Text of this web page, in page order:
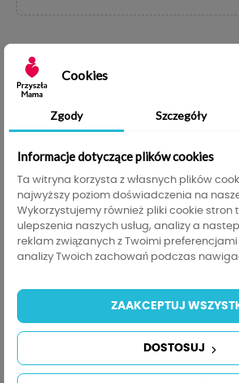
help_outline ZAPYTAJ O PRODUKT
transformTabela rozmiarów
Do darmowej dostawy brakuje
dostawa obowiązuje od200,00 zł
Szczegóły produktu
Tabela
Informacje GPSR
SZLAFC-S
W magazynie 545 Przedmioty
Opis
Cookies
Zgody Szczegóły
Informacje dotyczące plików cookies
Ta witryna korzysta z własnych plików
najwyższy poziom doświadczenia na
Wykorzystujemy również pliki cookie stron
ulepszenia naszych usług, analizy a
reklam związanych z Twoimi
analizy Twoich zachowań podczas
DOSTOSUJ
ZAAKCEPTUJ